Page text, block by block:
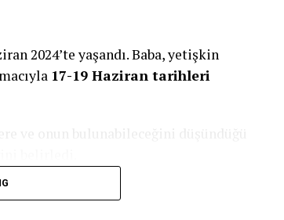
2024’te yaşandı. Baba, yetişkin
17-19 Haziran tarihleri
çekti. İki ayrı olayda ise kızının